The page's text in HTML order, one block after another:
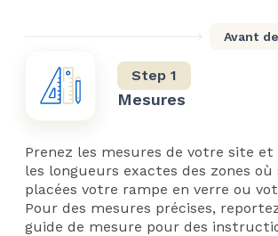
Avant
Mesures
Prenez les mesures de votre site
les longueurs exactes des zones où
placées votre rampe en verre ou
Pour des mesures précises,
guide de mesure pour des